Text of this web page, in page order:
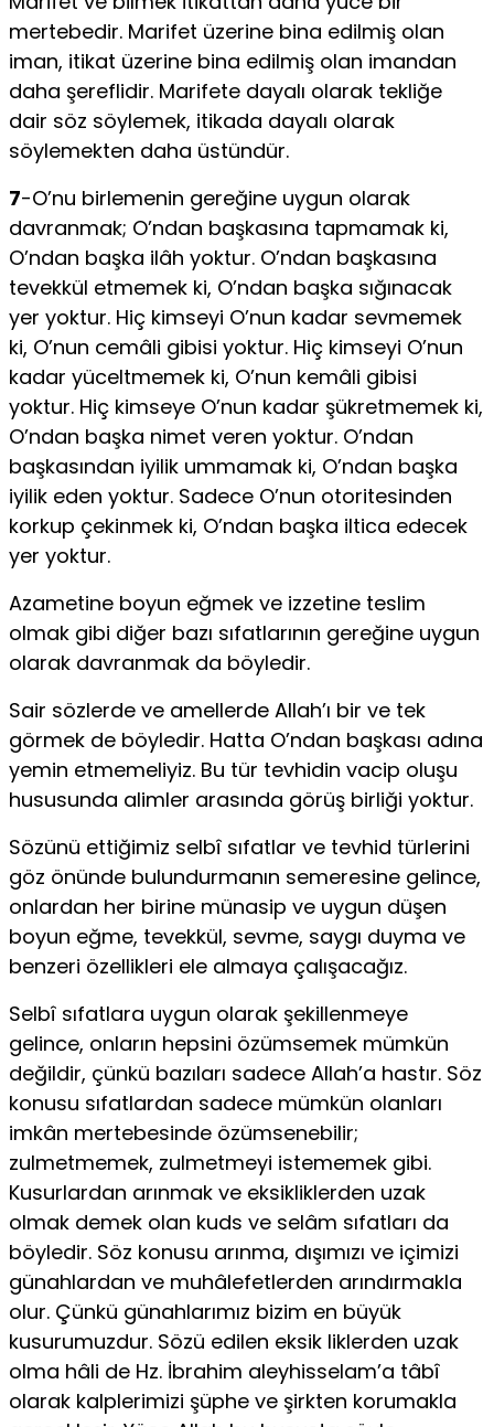
mertebedir. Marifet üzerine bina edilmiş olan
iman, itikat üzerine bina edilmiş olan imandan
daha şereflidir. Marifete dayalı olarak tekliğe
dair söz söylemek, itikada dayalı olarak
söylemekten daha üstündür.
7-O’nu birlemenin gereğine uygun olarak
davranmak; O’ndan başkasına tapmamak ki,
O’ndan başka ilâh yoktur. O’ndan başkasına
tevekkül etmemek ki, O’ndan başka sığınacak
yer yoktur. Hiç kimseyi O’nun kadar sevmemek
ki, O’nun cemâli gibisi yoktur. Hiç kimseyi O’nun
kadar yüceltmemek ki, O’nun kemâli gibisi
yoktur. Hiç kimseye O’nun kadar şükretmemek ki,
O’ndan başka nimet veren yoktur. O’ndan
başkasından iyilik ummamak ki, O’ndan başka
iyilik eden yoktur. Sadece O’nun otoritesinden
korkup çekinmek ki, O’ndan başka iltica edecek
yer yoktur.
Azametine boyun eğmek ve izzetine teslim
olmak gibi diğer bazı sıfatlarının gereğine uygun
olarak davranmak da böyledir.
Sair sözlerde ve amellerde Allah’ı bir ve tek
görmek de böyledir. Hatta O’ndan başkası adına
yemin etmemeliyiz. Bu tür tevhidin vacip oluşu
hususunda alimler arasında görüş birliği yoktur.
Sözünü ettiğimiz selbî sıfatlar ve tevhid türlerini
göz önünde bulundurmanın semeresine gelince,
onlardan her birine münasip ve uygun düşen
boyun eğme, tevekkül, sevme, saygı duyma ve
benzeri özellikleri ele almaya çalışacağız.
Selbî sıfatlara uygun olarak şekillenmeye
gelince, onların hepsini özümsemek mümkün
değildir, çünkü bazıları sadece Allah’a hastır. Söz
konusu sıfatlardan sadece mümkün olanları
imkân mertebesinde özümsenebilir;
zulmetmemek, zulmetmeyi istememek gibi.
Kusurlardan arınmak ve eksikliklerden uzak
olmak demek olan kuds ve selâm sıfatları da
böyledir. Söz konusu arınma, dışımızı ve içimizi
günahlardan ve muhâlefetlerden arındırmakla
olur. Çünkü günahlarımız bizim en büyük
kusurumuzdur. Sözü edilen eksik liklerden uzak
olma hâli de Hz. İbrahim aleyhisselam’a tâbî
olarak kalplerimizi şüphe ve şirkten korumakla